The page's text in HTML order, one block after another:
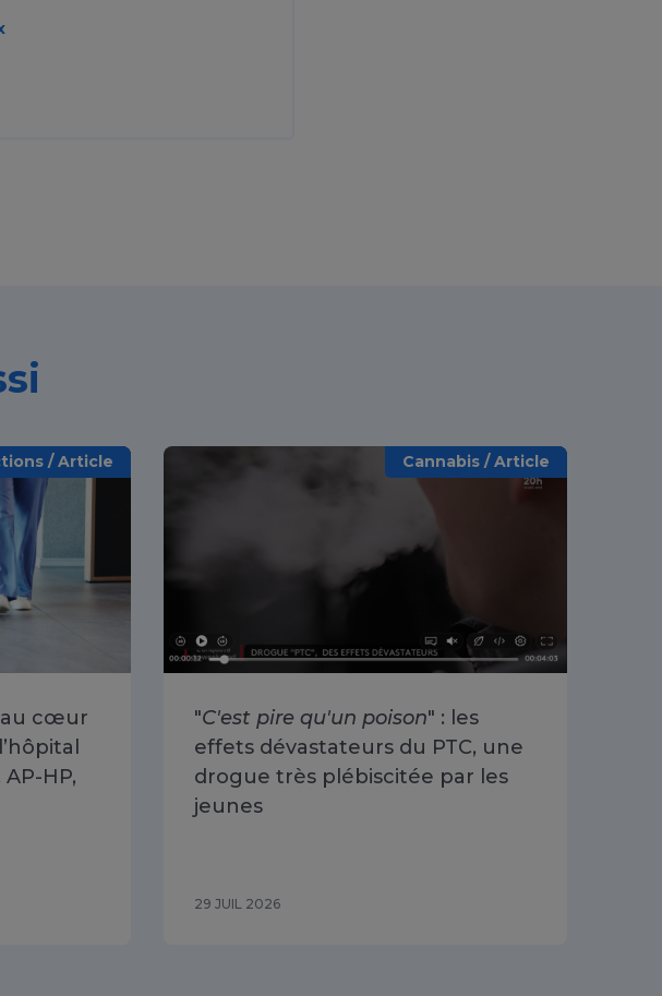
/ Article
au cœur
HP,
Cannabis / Article
"C'est pire qu'un poison" : les
effets dévastateurs du PTC, une
drogue très plébiscitée par les
jeunes
29 JUIL 2026